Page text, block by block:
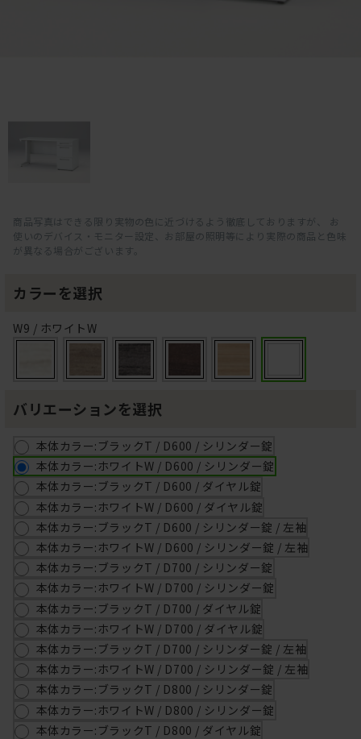
商品写真はできる限り実物の色に近づけるよう徹底しておりますが、 お
使いのデバイス・モニター設定、お部屋の照明等により実際の商品と色味
が異なる場合がございます。
カラーを選択
W9 / ホワイトW
バリエーションを選択
本体カラー:ブラックT / D600 / シリンダー錠
本体カラー:ホワイトW / D600 / シリンダー錠
本体カラー:ブラックT / D600 / ダイヤル錠
本体カラー:ホワイトW / D600 / ダイヤル錠
本体カラー:ブラックT / D600 / シリンダー錠 / 左袖
本体カラー:ホワイトW / D600 / シリンダー錠 / 左袖
本体カラー:ブラックT / D700 / シリンダー錠
本体カラー:ホワイトW / D700 / シリンダー錠
本体カラー:ブラックT / D700 / ダイヤル錠
本体カラー:ホワイトW / D700 / ダイヤル錠
本体カラー:ブラックT / D700 / シリンダー錠 / 左袖
本体カラー:ホワイトW / D700 / シリンダー錠 / 左袖
本体カラー:ブラックT / D800 / シリンダー錠
本体カラー:ホワイトW / D800 / シリンダー錠
本体カラー:ブラックT / D800 / ダイヤル錠